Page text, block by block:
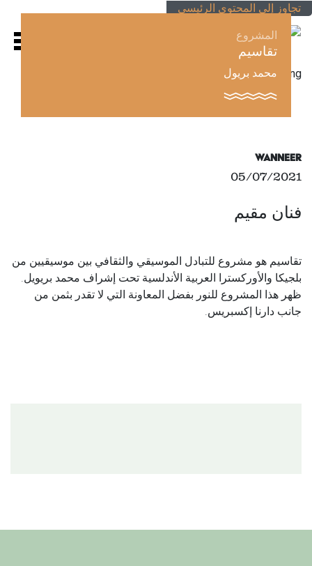
تجاوز إلى المحتوى الرئيسي
المشروع
تقاسيم
محمد بريول
Afbeelding
Wanneer
05/07/2021
فنان مقيم
تقاسيم هو مشروع للتبادل الموسيقي والثقافي بين موسيقيين من
بلجيكا والأوركسترا العربية الأندلسية تحت إشراف محمد بريويل.
ظهر هذا المشروع للنور بفضل المعاونة التي لا تقدر بثمن من
جانب دارنا إكسبريس.